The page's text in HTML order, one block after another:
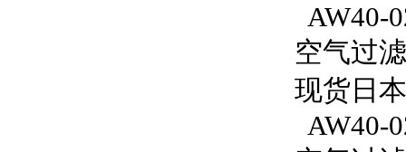
AW40-
空气过
现货日
AW40-